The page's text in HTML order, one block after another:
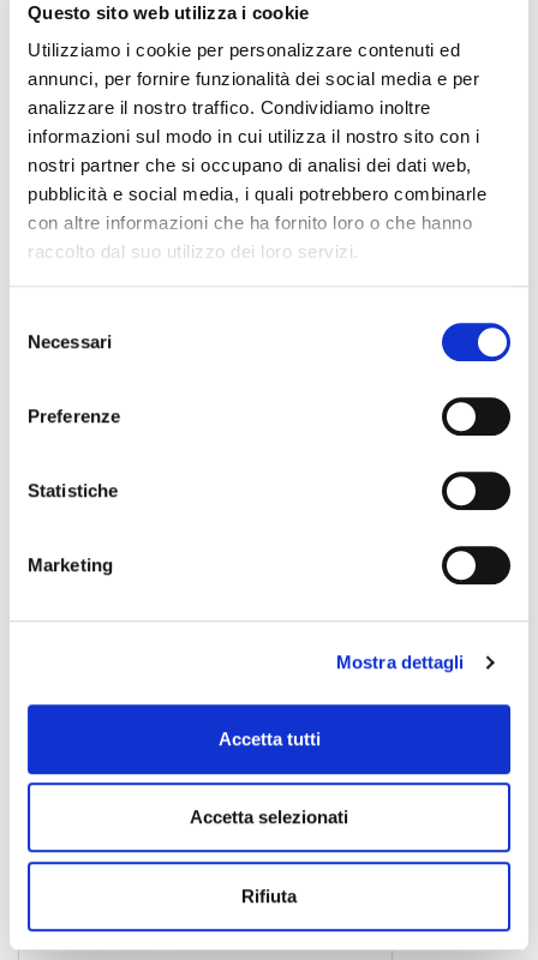
Questo sito web utilizza i cookie
Utilizziamo i cookie per personalizzare contenuti ed
annunci, per fornire funzionalità dei social media e per
analizzare il nostro traffico. Condividiamo inoltre
informazioni sul modo in cui utilizza il nostro sito con i
nostri partner che si occupano di analisi dei dati web,
pubblicità e social media, i quali potrebbero combinarle
con altre informazioni che ha fornito loro o che hanno
raccolto dal suo utilizzo dei loro servizi.
delNecessari
Preferenze
Statistiche
Marketing
Mostra dettagli
Accetta tutti
Accetta selezionati
Rifiuta
RAY
349,00 €
LEWITT
LCT-450
399,00 €